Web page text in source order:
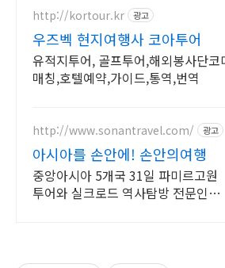
http://kortour.kr 광고
우즈벡 현지여행사 코아투어
유적지투어, 골프투어,해외봉사단
매칭,호텔예약,가이드,통역,번역
http://www.sonantravel.com/ 광고
아시아를 손안에! 손안의여행
중앙아시아 5개국 31일 파미르고원
투어와 실크로드 역사탐방 전문인솔